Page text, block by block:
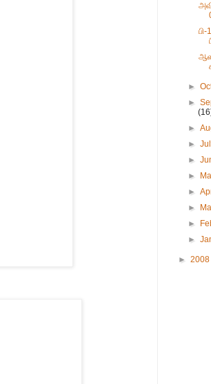
பி-
ஆள
►
►
►
►
►
►
►
►
►
►
► 2008